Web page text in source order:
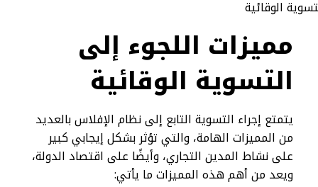
مميزات اللجوء إلى
التسوية الوقائية
يتمتع إجراء التسوية التابع إلى نظام الإفلاس بالعديد
من المميزات الهامة، والتي تؤثر بشكل إيجابي كبير
على نشاط المدين التجاري، وأيضًا على اقتصاد الدولة،
ويعد من أهم هذه المميزات ما يأتي: